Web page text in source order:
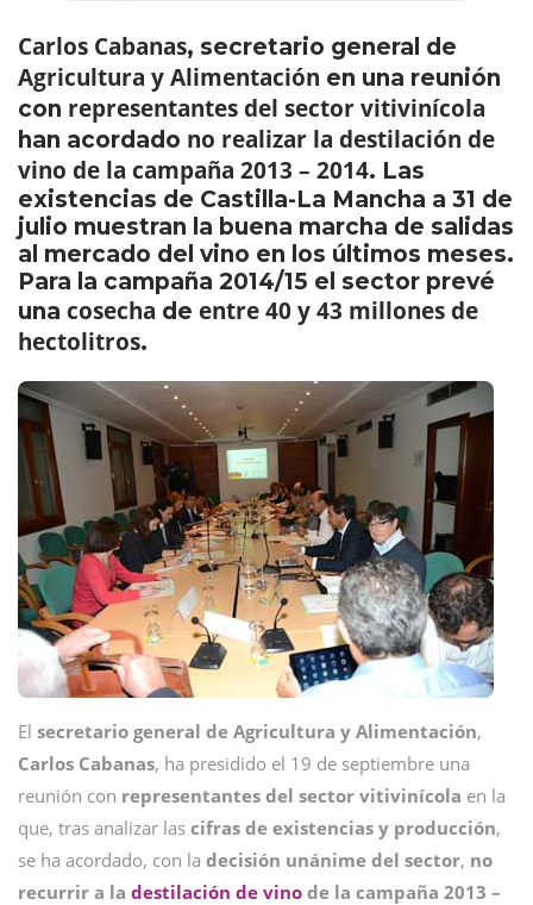
Carlos Cabanas, secretario general de
Agricultura y Alimentación en una reunión
con representantes del sector vitivinícola
han acordado no realizar la destilación de
vino de la campaña 2013 – 2014. Las
existencias de Castilla-La Mancha a 31 de
julio muestran la buena marcha de salidas
al mercado del vino en los últimos meses.
Para la campaña 2014/15 el sector prevé
una cosecha de entre 40 y 43 millones de
hectolitros.
El secretario general de Agricultura y Alimentación,
Carlos Cabanas, ha presidido el 19 de septiembre una
reunión con representantes del sector vitivinícola en la
que, tras analizar las cifras de existencias y producción,
se ha acordado, con la decisión unánime del sector, no
recurrir a la destilación de vino de la campaña 2013 –